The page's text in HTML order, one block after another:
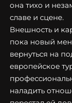
она тихо и
славе и сцене.
Внешность и
пока новый
вернуться на
европейское
наладить